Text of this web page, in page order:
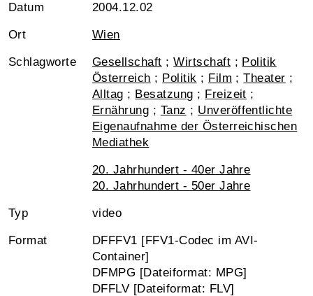
Datum 2004.12.02
Ort Wien
Schlagworte Gesellschaft ;Wirtschaft ; Politik
Österreich ; Politik ; Film ;Theater ;
Alltag ; Besatzung ; Freizeit ;
Ernährung ; Tanz ; Unveröffentlichte
Eigenaufnahme der Österreichischen
Mediathek
20. Jahrhundert - 40er Jahre
20. Jahrhundert - 50er Jahre
Typ video
Format
DFFFV1 [FFV1-Codec im AVI-
Container]
DFMPG [Dateiformat: MPG]
DFFLV [Dateiformat: FLV]